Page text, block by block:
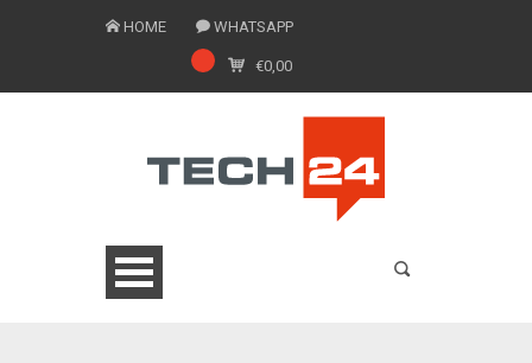
HOME WHATSAPP
€0,00